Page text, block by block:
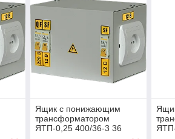
Ящик с понижающим
трансформатором
ЯТП-0,25 400/36-3 36